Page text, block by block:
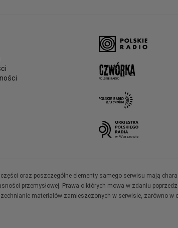
oraz poszczególne elementy samego serwisu mają
przemysłowej. Prawa o których mowa w zdaniu
materiałów zamieszczonych w serwisie, zarówno